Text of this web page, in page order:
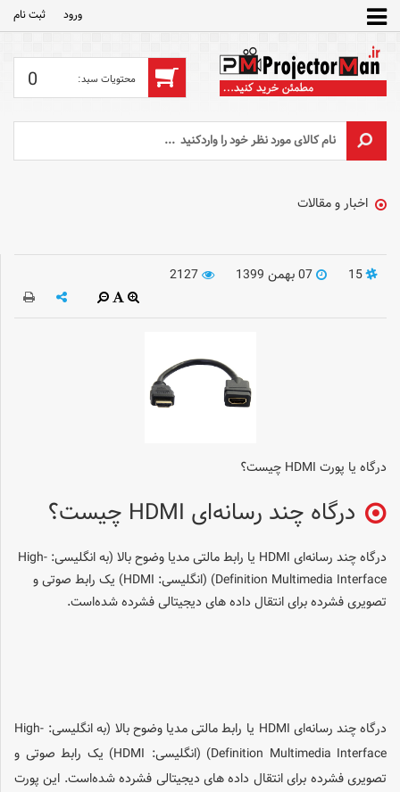
ورود ثبت‌ نام
0
اخبار و مقالات
15 07 بهمن 1399 2127
درگاه یا پورت HDMI چیست؟
درگاه چند رسانه‌ای HDMI چیست؟
درگاه چند رسانه‌ای HDMI یا رابط مالتی مدیا وضوح بالا (به انگلیسی: High-
Definition Multimedia Interface) (انگلیسی: HDMI) یک رابط صوتی و
تصویری فشرده برای انتقال داده ‌های دیجیتالی فشرده شده‌است.
درگاه چند رسانه‌ای HDMI یا رابط مالتی مدیا وضوح بالا (به انگلیسی: High-
Definition Multimedia Interface) (انگلیسی: HDMI) یک رابط صوتی و
تصویری فشرده برای انتقال داده ‌های دیجیتالی فشرده شده‌است. این پورت